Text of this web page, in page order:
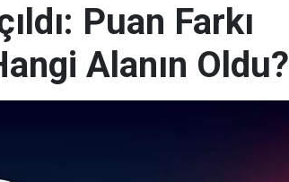
Puan Farkı
Alanın Oldu?